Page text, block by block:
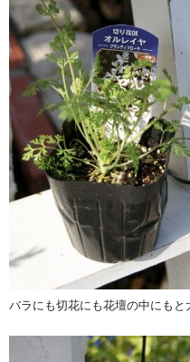
バラにも切花にも花壇の中にも